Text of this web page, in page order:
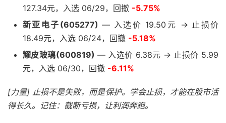
127.34元，入选 06/29，回撤 -5.75%
新亚电子(605277) — 入选价 19.50元 → 止损价
18.49元，入选 06/24，回撤 -5.18%
耀皮玻璃(600819) — 入选价 6.38元 → 止损价 5.99
元，入选 06/30，回撤 -6.11%
[力量] 止损不是失败，而是保护。学会止损，才能在股市活
得长久。记住：截断亏损，让利润奔跑。